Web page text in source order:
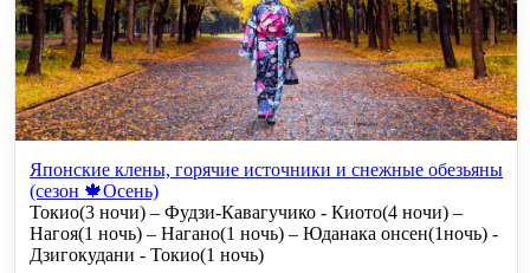
Японские клены, горячие источники и снежные обезьяны
(сезон 🍁Осень)
Токио(3 ночи) – Фудзи-Кавагучико - Киото(4 ночи) –
Нагоя(1 ночь) – Нагано(1 ночь) – Юданака онсен(1ночь) -
Дзигокудани - Токио(1 ночь)